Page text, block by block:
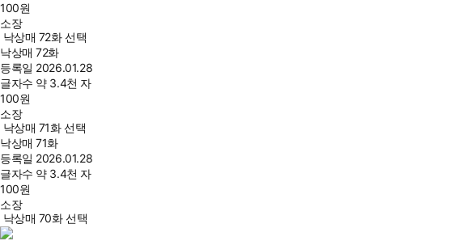
100원
소장
낙상매 72화 선택
낙상매 72화
등록일 2026.01.28
글자수 약 3.4천 자
100원
소장
낙상매 71화 선택
낙상매 71화
등록일 2026.01.28
글자수 약 3.4천 자
100원
소장
낙상매 70화 선택